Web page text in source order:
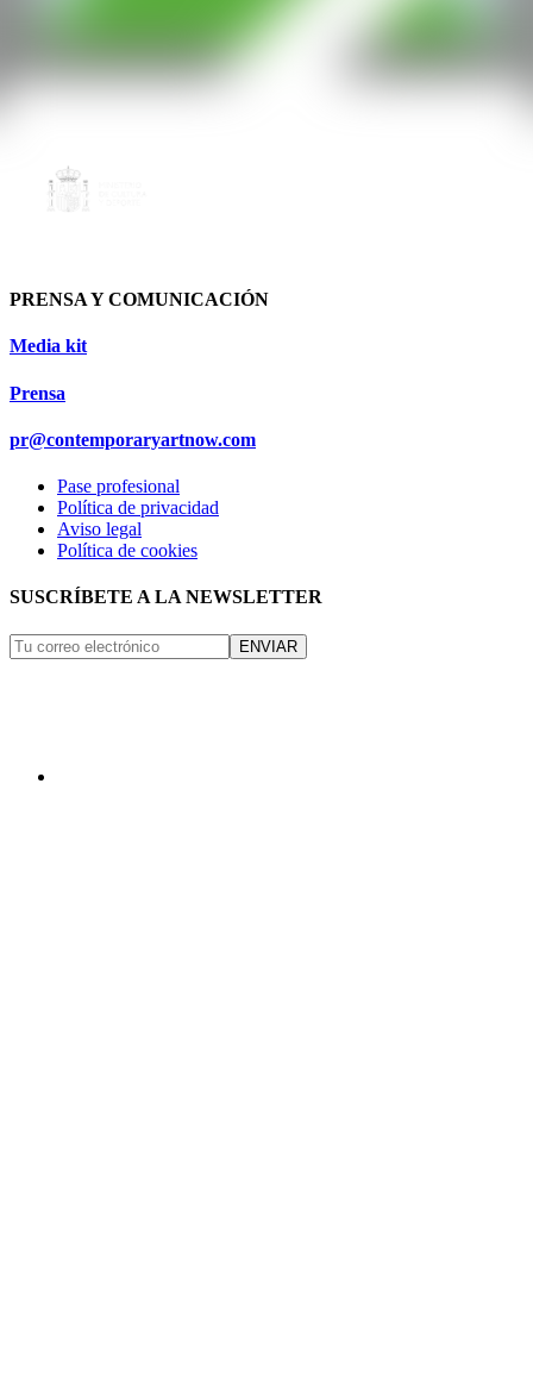
PRENSA Y COMUNICACIÓN
Media kit
Prensa
pr@contemporaryartnow.com
Pase profesional
Política de privacidad
Aviso legal
Política de cookies
SUSCRÍBETE A LA NEWSLETTER
ENVIAR